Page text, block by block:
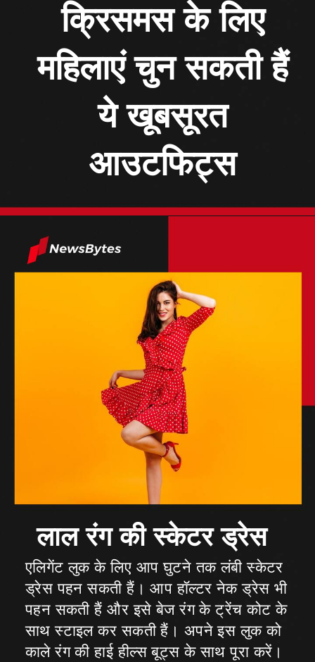
क्रिसमस के लिए
महिलाएं चुन सकती हैं
ये खूबसूरत
आउटफिट्स
लाल रंग की स्केटर ड्रेस
एलिगेंट लुक के लिए आप घुटने तक लंबी स्केटर
ड्रेस पहन सकती हैं। आप हॉल्टर नेक ड्रेस भी
पहन सकती हैं और इसे बेज रंग के ट्रेंच कोट के
साथ स्टाइल कर सकती हैं। अपने इस लुक को